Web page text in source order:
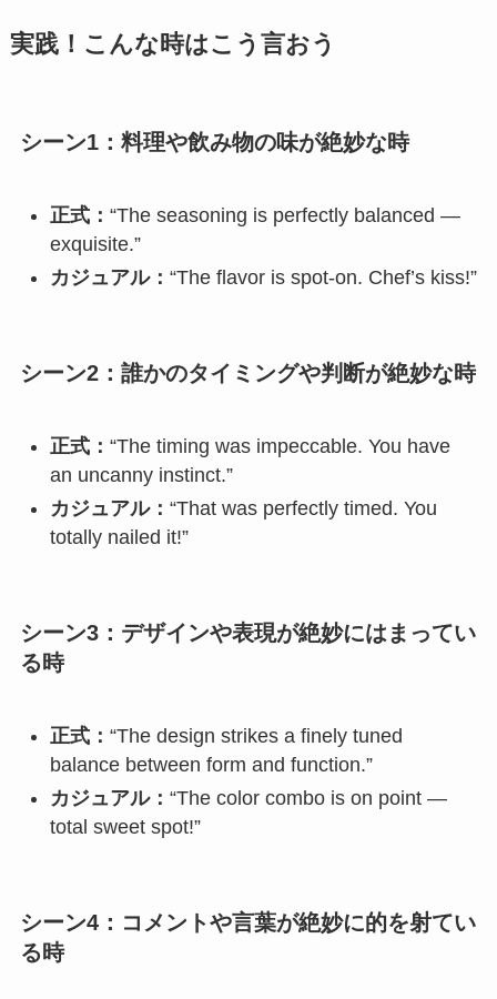
実践！こんな時はこう言おう
シーン1：料理や飲み物の味が絶妙な時
正式： “The seasoning is perfectly balanced —
exquisite.”
カジュアル： “The flavor is spot-on. Chef’s kiss!”
シーン2：誰かのタイミングや判断が絶妙な時
正式： “The timing was impeccable. You have
an uncanny instinct.”
カジュアル： “That was perfectly timed. You
totally nailed it!”
シーン3：デザインや表現が絶妙にはまってい
る時
正式： “The design strikes a finely tuned
balance between form and function.”
カジュアル： “The color combo is on point —
total sweet spot!”
シーン4：コメントや言葉が絶妙に的を射てい
る時